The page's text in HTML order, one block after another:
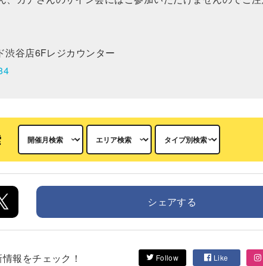
谷店6Fレジカウンター
シェアする
報をチェック！ Follow Like